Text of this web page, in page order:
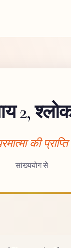
2,
की प्राप्ति
सांख्ययोग से